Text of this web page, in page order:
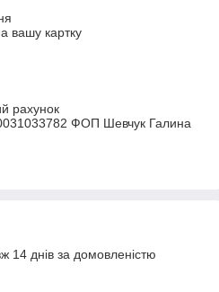
вашу картку
рахунок
ФОП Шевчук Галина
14 днів за домовленістю